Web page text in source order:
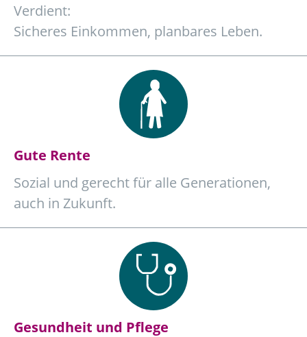
Verdient:
Sicheres Einkommen, planbares Leben.
Gute Rente
Sozial und gerecht für alle Generationen,
auch in Zukunft.
Gesundheit und Pflege